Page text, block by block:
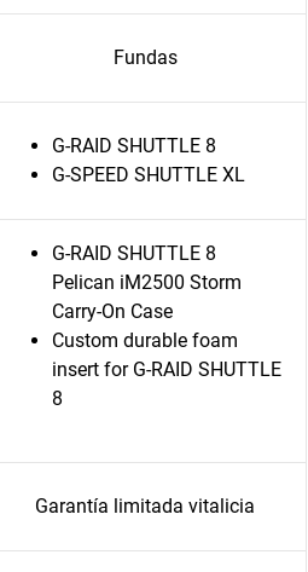
Fundas
G-RAID SHUTTLE 8
G-SPEED SHUTTLE XL
G-RAID SHUTTLE 8
Pelican iM2500 Storm
Carry-On Case
Custom durable foam
insert for G-RAID SHUTTLE
8
Garantía limitada vitalicia